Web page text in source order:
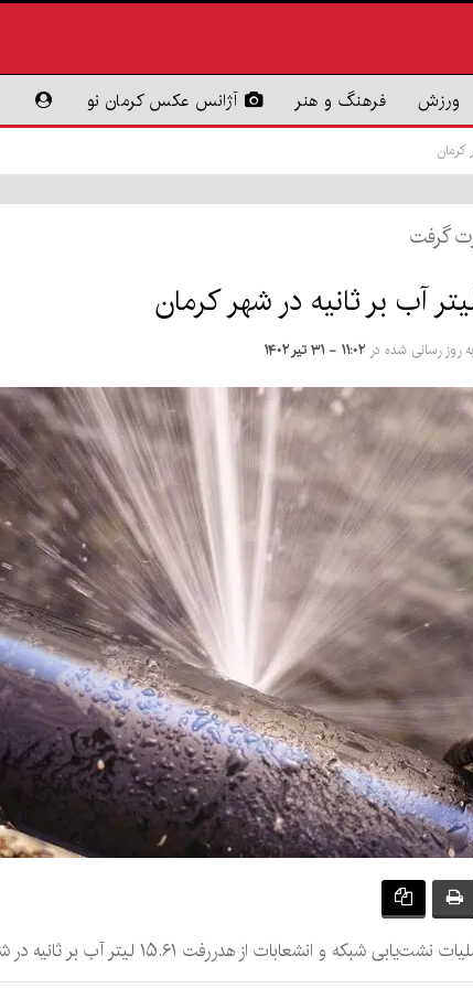
ورزش فرهنگ و هنر آژانس عکس کرمان نو
گرفت
به روز رسانی شده در ۱۱:۰۲ - ۳۱ تیر ۱۴۰۲
از هدر‌رفت ۱۵.۶۱ لیتر آب بر ثانیه در شهر کرمان جلوگیری شد.